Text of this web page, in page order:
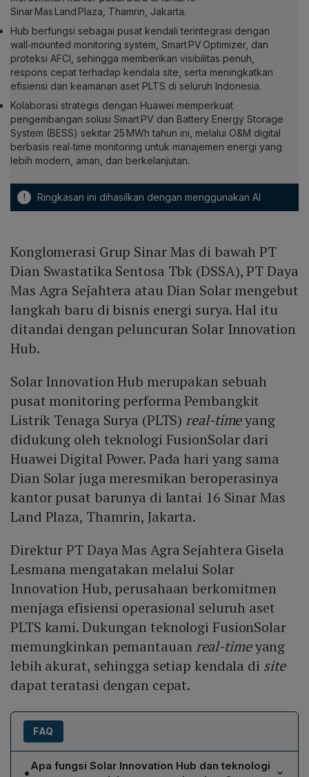
Sinar Mas Land Plaza, Thamrin, Jakarta.
Hub berfungsi sebagai pusat kendali terintegrasi dengan
wall‑mounted monitoring system, Smart PV Optimizer, dan
proteksi AFCI, sehingga memberikan visibilitas penuh,
respons cepat terhadap kendala site, serta meningkatkan
efisiensi dan keamanan aset PLTS di seluruh Indonesia.
Kolaborasi strategis dengan Huawei memperkuat
pengembangan solusi Smart PV dan Battery Energy Storage
System (BESS) sekitar 25 MWh tahun ini, melalui O&M digital
berbasis real‑time monitoring untuk manajemen energi yang
lebih modern, aman, dan berkelanjutan.
! Ringkasan ini dihasilkan dengan menggunakan AI
Konglomerasi Grup Sinar Mas di bawah PT
Dian Swastatika Sentosa Tbk (DSSA), PT Daya
Mas Agra Sejahtera atau Dian Solar mengebut
langkah baru di bisnis energi surya. Hal itu
ditandai dengan peluncuran Solar Innovation
Hub.
Solar Innovation Hub merupakan sebuah
pusat monitoring performa Pembangkit
Listrik Tenaga Surya (PLTS) real-timeyang
didukung oleh teknologi FusionSolar dari
Huawei Digital Power. Pada hari yang sama
Dian Solar juga meresmikan beroperasinya
kantor pusat barunya di lantai 16 Sinar Mas
Land Plaza, Thamrin, Jakarta.
Direktur PT Daya Mas Agra Sejahtera Gisela
Lesmana mengatakan melalui Solar
Innovation Hub, perusahaan berkomitmen
menjaga efisiensi operasional seluruh aset
PLTS kami. Dukungan teknologi FusionSolar
memungkinkan pemantauan real-timeyang
lebih akurat, sehingga setiap kendala di site
dapat teratasi dengan cepat.
FAQ
•Apa fungsi Solar Innovation Hub dan teknologi